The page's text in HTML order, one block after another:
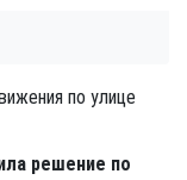
решение по